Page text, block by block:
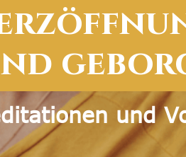
und